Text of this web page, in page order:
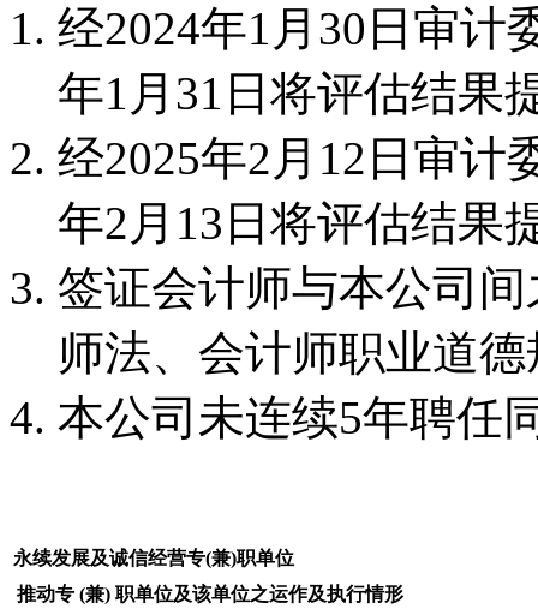
经2024年1月30日审计
年1月31日将评估结果
经2025年2月12日审计
年2月13日将评估结果
签证会计师与本公司
师法、会计师职业道
本公司未连续5年聘任
永续发展及诚信经营专(兼)职单位
推动专 (兼) 职单位及该单位之运作及执行情形